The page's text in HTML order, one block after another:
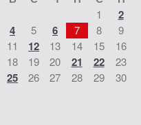
1 2
4 5 6 7 8
9
11 12 13 14 15
16
18 19 20 21 22
23
25 26 27 28 29
30